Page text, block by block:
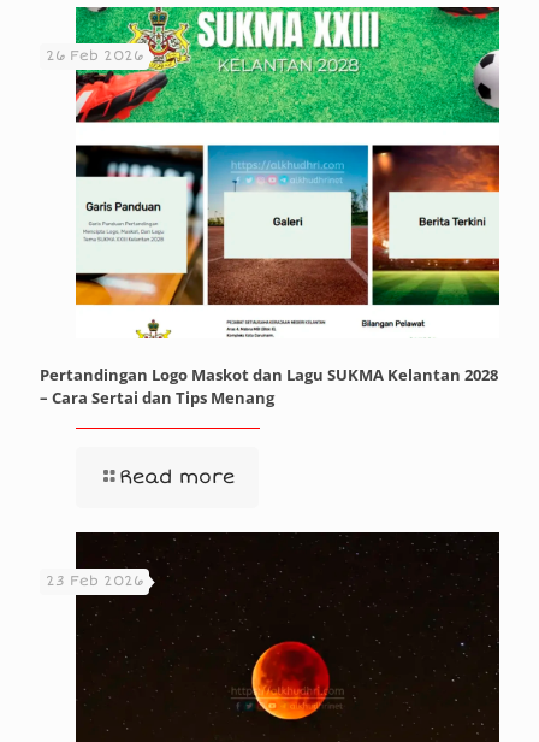
26 Feb 2026
Pertandingan Logo Maskot dan Lagu SUKMA Kelantan 2028
– Cara Sertai dan Tips Menang
Read more
23 Feb 2026